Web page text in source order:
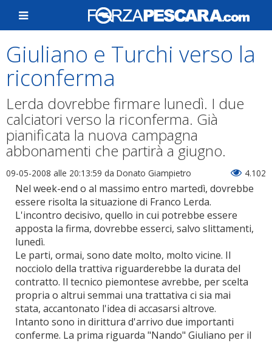
Giuliano e Turchi verso la
riconferma
Lerda dovrebbe firmare lunedì. I due
calciatori verso la riconferma. Già
pianificata la nuova campagna
abbonamenti che partirà a giugno.
09-05-2008 alle 20:13:59 da Donato Giampietro 4.102
Nel week-end o al massimo entro martedì, dovrebbe
essere risolta la situazione di Franco Lerda.
L'incontro decisivo, quello in cui potrebbe essere
apposta la firma, dovrebbe esserci, salvo slittamenti,
lunedì.
Le parti, ormai, sono date molto, molto vicine. Il
nocciolo della trattiva riguarderebbe la durata del
contratto. Il tecnico piemontese avrebbe, per scelta
propria o altrui semmai una trattativa ci sia mai
stata, accantonato l'idea di accasarsi altrove.
Intanto sono in dirittura d'arrivo due importanti
conferme. La prima riguarda "Nando" Giuliano per il